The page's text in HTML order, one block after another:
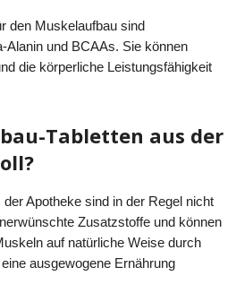
den Muskelaufbau sind
Alanin und BCAAs. Sie können
die körperliche Leistungsfähigkeit
Tabletten aus der
Apotheke sind in der Regel nicht
Zusatzstoffe und können
auf natürliche Weise durch
ausgewogene Ernährung